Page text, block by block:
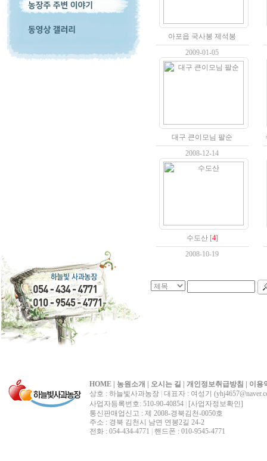
아포읍 국사봉 제석봉
2009-01-05
대구 큰이모님 팔순
2008-12-14
수도산[4]
2008-10-19
HOME 농원소개 오시는 길 개인정보취급방침
이용
상호 : 하늘빛사과농장 대표자 : 여성기
사업자등록번호: 510-90-40854
[사업자정보확인]
통신판매업신고 : 제 2008-경북김천-0050호
주소 : 경북 김천시 남면 연봉2길 24-2
전화 : 054-434-4771
핸드폰 : 010-9545-4771